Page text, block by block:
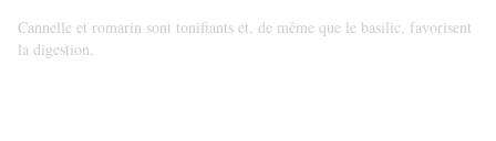
Cannelle et romarin sont tonifiants et, de même que le basilic, favorisent
la digestion.